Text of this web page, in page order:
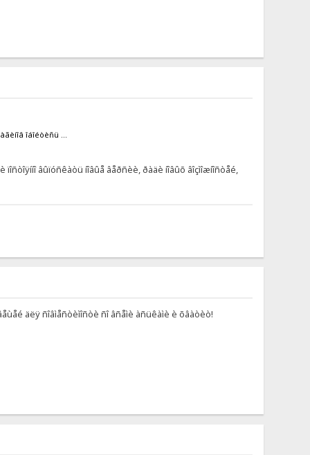
îáîéòèñü ...
ïîñòîÿííî âûïóñêàòü íîâûå âåðñèè, ðàäè íîâûõ âîçìîæíîñòåé,
äëÿ ñîâìåñòèìîñòè ñî âñåìè àñüêàìè è õâàòèò!